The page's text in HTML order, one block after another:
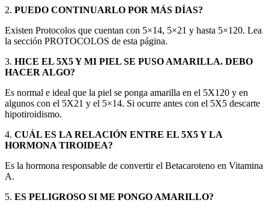
2. PUEDO CONTINUARLO POR MÁS DÍAS?
Existen Protocolos que cuentan con 5×14, 5×21 y hasta 5×120. Lea
la sección PROTOCOLOS de esta página.
3. HICE EL 5X5 Y MI PIEL SE PUSO AMARILLA. DEBO
HACER ALGO?
Es normal e ideal que la piel se ponga amarilla en el 5X120 y en
algunos con el 5X21 y el 5×14. Si ocurre antes con el 5X5 descarte
hipotiroidismo.
4. CUÁL ES LA RELACIÓN ENTRE EL 5X5 Y LA
HORMONA TIROIDEA?
Es la hormona responsable de convertir el Betacaroteno en Vitamina
A.
5. ES PELIGROSO SI ME PONGO AMARILLO?